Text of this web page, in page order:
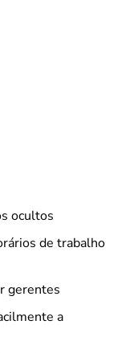
ocultos
de trabalho
gerentes
a